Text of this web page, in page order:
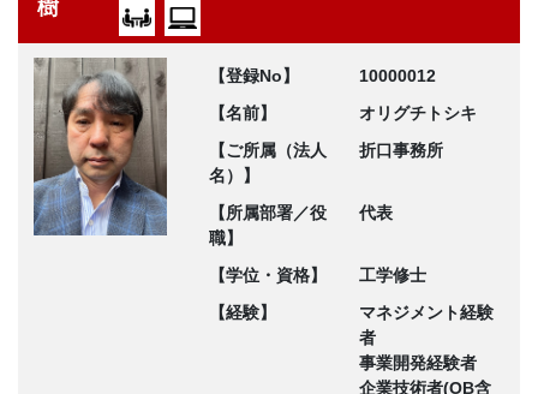
樹
【登録No】
10000012
【名前】
オリグチトシキ
【ご所属（法人
名）】
折口事務所
【所属部署／役
職】
代表
【学位・資格】
工学修士
【経験】
マネジメント経験
者
事業開発経験者
企業技術者(OB含